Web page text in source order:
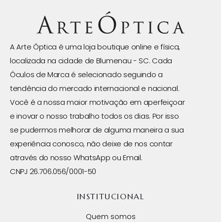
A Arte Óptica é uma loja boutique online e física,
localizada na cidade de Blumenau - SC. Cada
Óculos de Marca é selecionado seguindo a
tendência do mercado internacional e nacional.
Você é a nossa maior motivação em aperfeiçoar
e inovar o nosso trabalho todos os dias. Por isso
se pudermos melhorar de alguma maneira a sua
experiência conosco, não deixe de nos contar
através do nosso WhatsApp ou Email.
CNPJ 26.706.056/0001-50
INSTITUCIONAL
Quem somos